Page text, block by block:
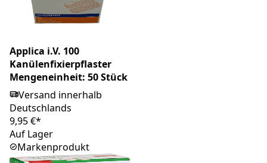
Applica i.V. 100
Kanülenfixierpflaster
Mengeneinheit: 50 Stück
Versand innerhalb
Deutschlands
9,95 €*
Auf Lager
Markenprodukt